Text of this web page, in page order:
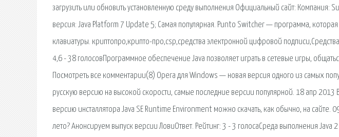
загрузить или обновить установленную среду выполнения Официальный сайт: Компания:
версия: Java Platform 7 Update 5; Самая популярная. Punto Switcher — программа,
клавиатуры. криптопро,крипто-про,csp,средства электронной цифровой
4,6 - 38 голосовПрограммное обеспечение Java позволяет играть в сетевые игры,
Посмотреть все комментарии(8) Opera для Windows — новая версия одного из самых
русскую версию на высокой скорости, самые последние версии популярной. 18 апр 2013
версию инсталлятора Java SE Runtime Environment можно скачать, как обычно, на сайте.
лето? Анонсируем выпуск версии ЛовиОтвет. Рейтинг: 3 - 3 голосаСреда выполнения Java